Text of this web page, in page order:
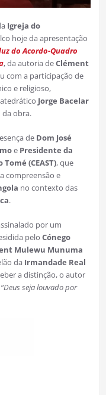
Igreja do
hoje da apresentação
do Acordo-Quadro
, da autoria deClément
com a participação de
e religioso,
Jorge Bacelar
da obra.
de Dom José
e Presidente da
(CEAST), que
compreensão e
no contexto das
.
por um
pelo Cónego
Mulewu Munuma
da Irmandade Real
a distinção, o autor
“Deus seja louvado por